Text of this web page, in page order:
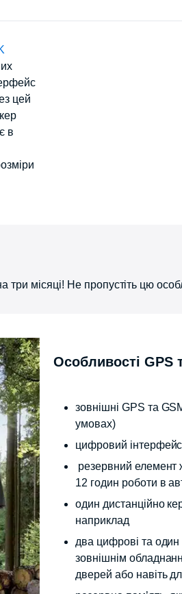
цей
в
місяці! ​Не пропустіть цю
Особливості GPS
зовнішні GPS та
умовах)
цифровий
резервний
12 годин роботи в
один дистанційно
наприклад
два цифрові та
зовнішнім
дверей або навіть